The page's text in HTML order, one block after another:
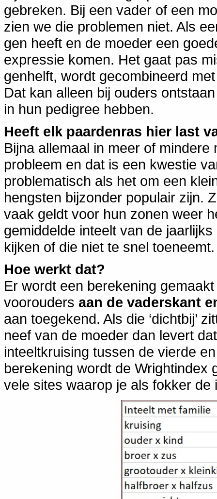
gebreken. Bij een vader of een
zien we die problemen niet. Als
gen heeft en de moeder een
expressie komen. Het gaat pas
genhelft, wordt gecombineerd
Dat kan alleen bij ouders
in hun pedigree hebben.
Heeft elk paardenras hier last
Bijna allemaal in meer of
probleem en dat is een kwestie
problematisch als het om een
hengsten bijzonder populair zijn.
vaak geldt voor hun zonen weer
gemiddelde inteelt van de
kijken of die niet te snel toeneemt.
Hoe werkt dat?
Er wordt een berekening
voorouders aan de vaderskant
aan toegekend. Als die ‘dichtbij’
neef van de moeder dan levert
inteeltkruising tussen de vierde
berekening wordt de Wrightindex
vele sites waarop je als fokker